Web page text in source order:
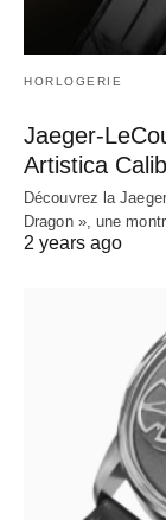
HORLOGERIE
Jaeger-
Artistica
Découvrez la
Dragon », une
2 years ago